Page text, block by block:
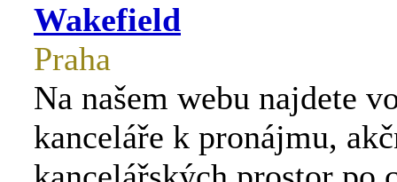
Wakefield
Praha
Na našem webu najdete
kanceláře k pronájmu,